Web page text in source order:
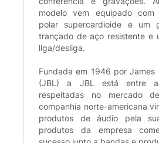
modelo vem equipado com
polar supercardioide e um
trançado de aço resistente e
liga/desliga.
Fundada em 1946 por James
(JBL) a JBL está entre
respeitadas no mercado
companhia norte-americana
produtos de áudio pela
produtos da empresa